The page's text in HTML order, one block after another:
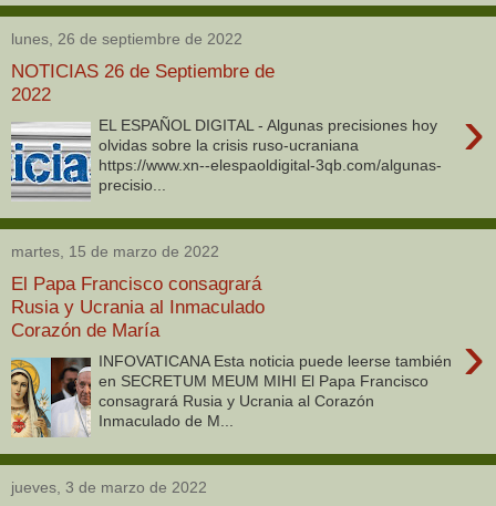
lunes, 26 de septiembre de 2022
NOTICIAS 26 de Septiembre de
2022
›
EL ESPAÑOL DIGITAL - Algunas precisiones hoy
olvidas sobre la crisis ruso-ucraniana
https://www.xn--elespaoldigital-3qb.com/algunas-
precisio...
martes, 15 de marzo de 2022
El Papa Francisco consagrará
Rusia y Ucrania al Inmaculado
Corazón de María
›
INFOVATICANA Esta noticia puede leerse también
en SECRETUM MEUM MIHI El Papa Francisco
consagrará Rusia y Ucrania al Corazón
Inmaculado de M...
jueves, 3 de marzo de 2022